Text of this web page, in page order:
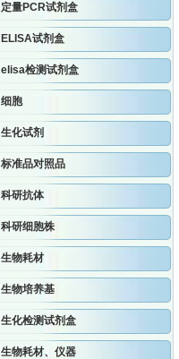
定量PCR试剂盒
ELISA试剂盒
elisa检测试剂盒
细胞
生化试剂
标准品对照品
科研抗体
科研细胞株
生物耗材
生物培养基
生化检测试剂盒
生物耗材、仪器